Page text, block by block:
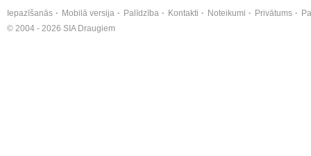
Iepazīšanās Mobilā versija Palīdzība Kontakti Noteikumi Privātums
© 2004 - 2026 SIA Draugiem